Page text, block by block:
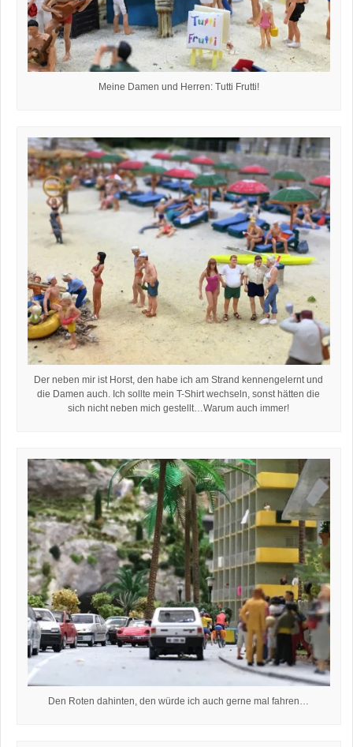
Meine Damen und Herren: Tutti Frutti!
Der neben mir ist Horst, den habe ich am Strand kennengelernt und
die Damen auch. Ich sollte mein T-Shirt wechseln, sonst hätten die
sich nicht neben mich gestellt…Warum auch immer!
Den Roten dahinten, den würde ich auch gerne mal fahren…